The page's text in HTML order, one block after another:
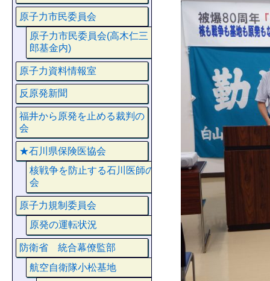
原子力市民委員会
原子力市民委員会(高木仁三
郎基金内)
原子力資料情報室
反原発新聞
福井から原発を止める裁判の
会
★石川県保険医協会
核戦争を防止する石川医師の
会
原子力規制委員会
原発の運転状況
防衛省 統合幕僚監部
航空自衛隊小松基地